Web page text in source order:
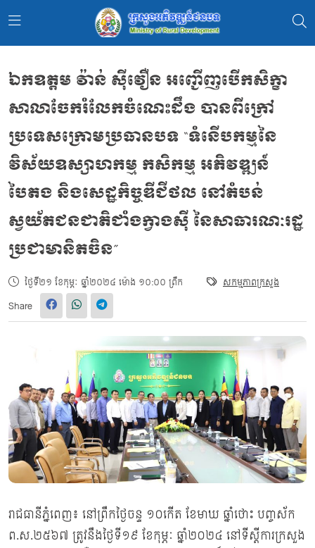
ឯកឧត្ដម វ៉ាន់ ស៊ីវឿន អញ្ជើញបើកសិក្ខា
សាលាចែករំលែកចំណេះដឹង បានពីក្រៅ
ប្រទេសក្រោមប្រធានបទ “ទំនើបកម្មនៃ
វិស័យឧស្សាហកម្ម កសិកម្ម អភិវឌ្ឍន៍
បៃតង និងសេដ្ឋកិច្ចឌីជីថល នៅតំបន់
ស្វយ័តជនជាតិជាំងក្វាងស៊ី នៃសាធារណៈរដ្ឋ
ប្រជាមានិតចិន”
ថ្ងៃទី២១ ខែកុម្ភៈ ឆ្នាំ២០២៤ ម៉ោង ១០:០០ ព្រឹក សកម្មភាពក្រសួង
Share
រាជធានីភ្នំពេញ៖ នៅព្រឹកថ្ងៃចន្ទ ១០កើត ខែមាឃ ឆ្នាំថោះ បញ្ចស័ក
ព.ស.២៥៦៧ ត្រូវនឹងថ្ងៃទី១៩ ខែកុម្ភៈ ឆ្នាំ២០២៤ នៅទីស្ដីការក្រសួង